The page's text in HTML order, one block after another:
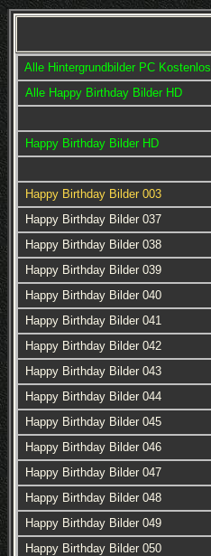
Alle Hintergrundbilder PC Kostenlos
Alle Happy Birthday Bilder HD
Happy Birthday Bilder HD
Happy Birthday Bilder 003
Happy Birthday Bilder 037
Happy Birthday Bilder 038
Happy Birthday Bilder 039
Happy Birthday Bilder 040
Happy Birthday Bilder 041
Happy Birthday Bilder 042
Happy Birthday Bilder 043
Happy Birthday Bilder 044
Happy Birthday Bilder 045
Happy Birthday Bilder 046
Happy Birthday Bilder 047
Happy Birthday Bilder 048
Happy Birthday Bilder 049
Happy Birthday Bilder 050